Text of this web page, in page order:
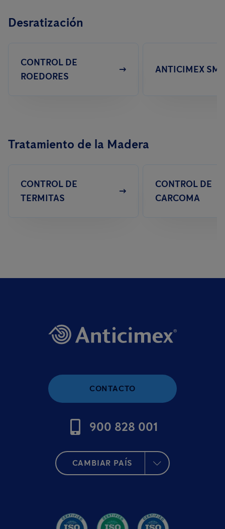
Desratización
CONTROL DE
ROEDORES
ANTICIMEX
Tratamiento de la Madera
CONTROL DE
TERMITAS
CONTROL DE
CARCOMA
CONTACTO
900 828 001
CAMBIAR PAÍS